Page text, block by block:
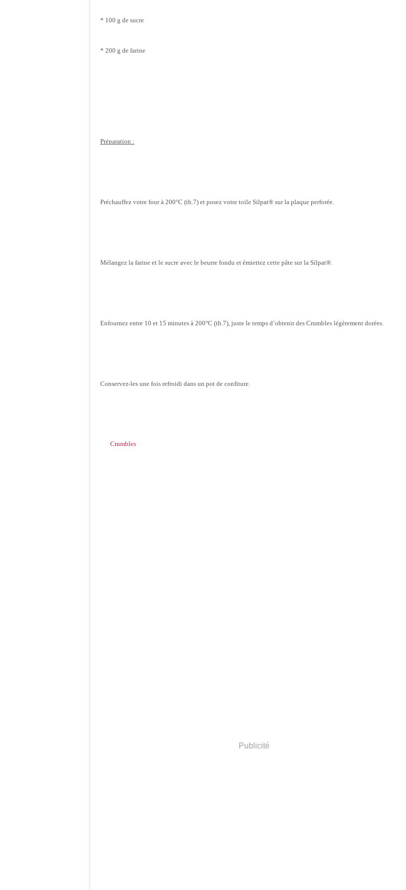
* 100 g de sucre
* 200 g de farine
Préparation :
Préchauffez votre four à 200°C (th.7) et posez votre toile Silpat® sur la plaque perforée.
Mélangez la farine et le sucre avec le beurre fondu et émiettez cette pâte sur la Silpat®.
Enfournez entre 10 et 15 minutes à 200°C (th.7), juste le temps d’obtenir des Crumbles légèrement dorées.
Conservez-les une fois refroidi dans un pot de confiture.
Crumbles
Publicité